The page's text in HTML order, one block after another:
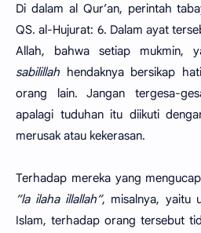
Di dalam al Qur’an, perintah
QS. al-Hujurat: 6. Dalam ayat
Allah, bahwa setiap mukmin,
sabilillah hendaknya bersikap
orang lain. Jangan tergesa-
apalagi tuduhan itu diikuti
merusak atau kekerasan.
Terhadap mereka yang mengucap
”la ilaha illallah”, misalnya, yaitu
Islam, terhadap orang tersebut